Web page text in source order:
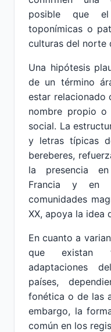
posible que
toponímicas o
culturas del norte
Una hipótesis
de un término
estar relacionado
nombre propio
social. La
y letras típicas
bereberes,
la presencia
Francia y en
comunidades
XX, apoya la idea
En cuanto a
que existan
adaptaciones
países,
fonética o de las
embargo, la
común en los